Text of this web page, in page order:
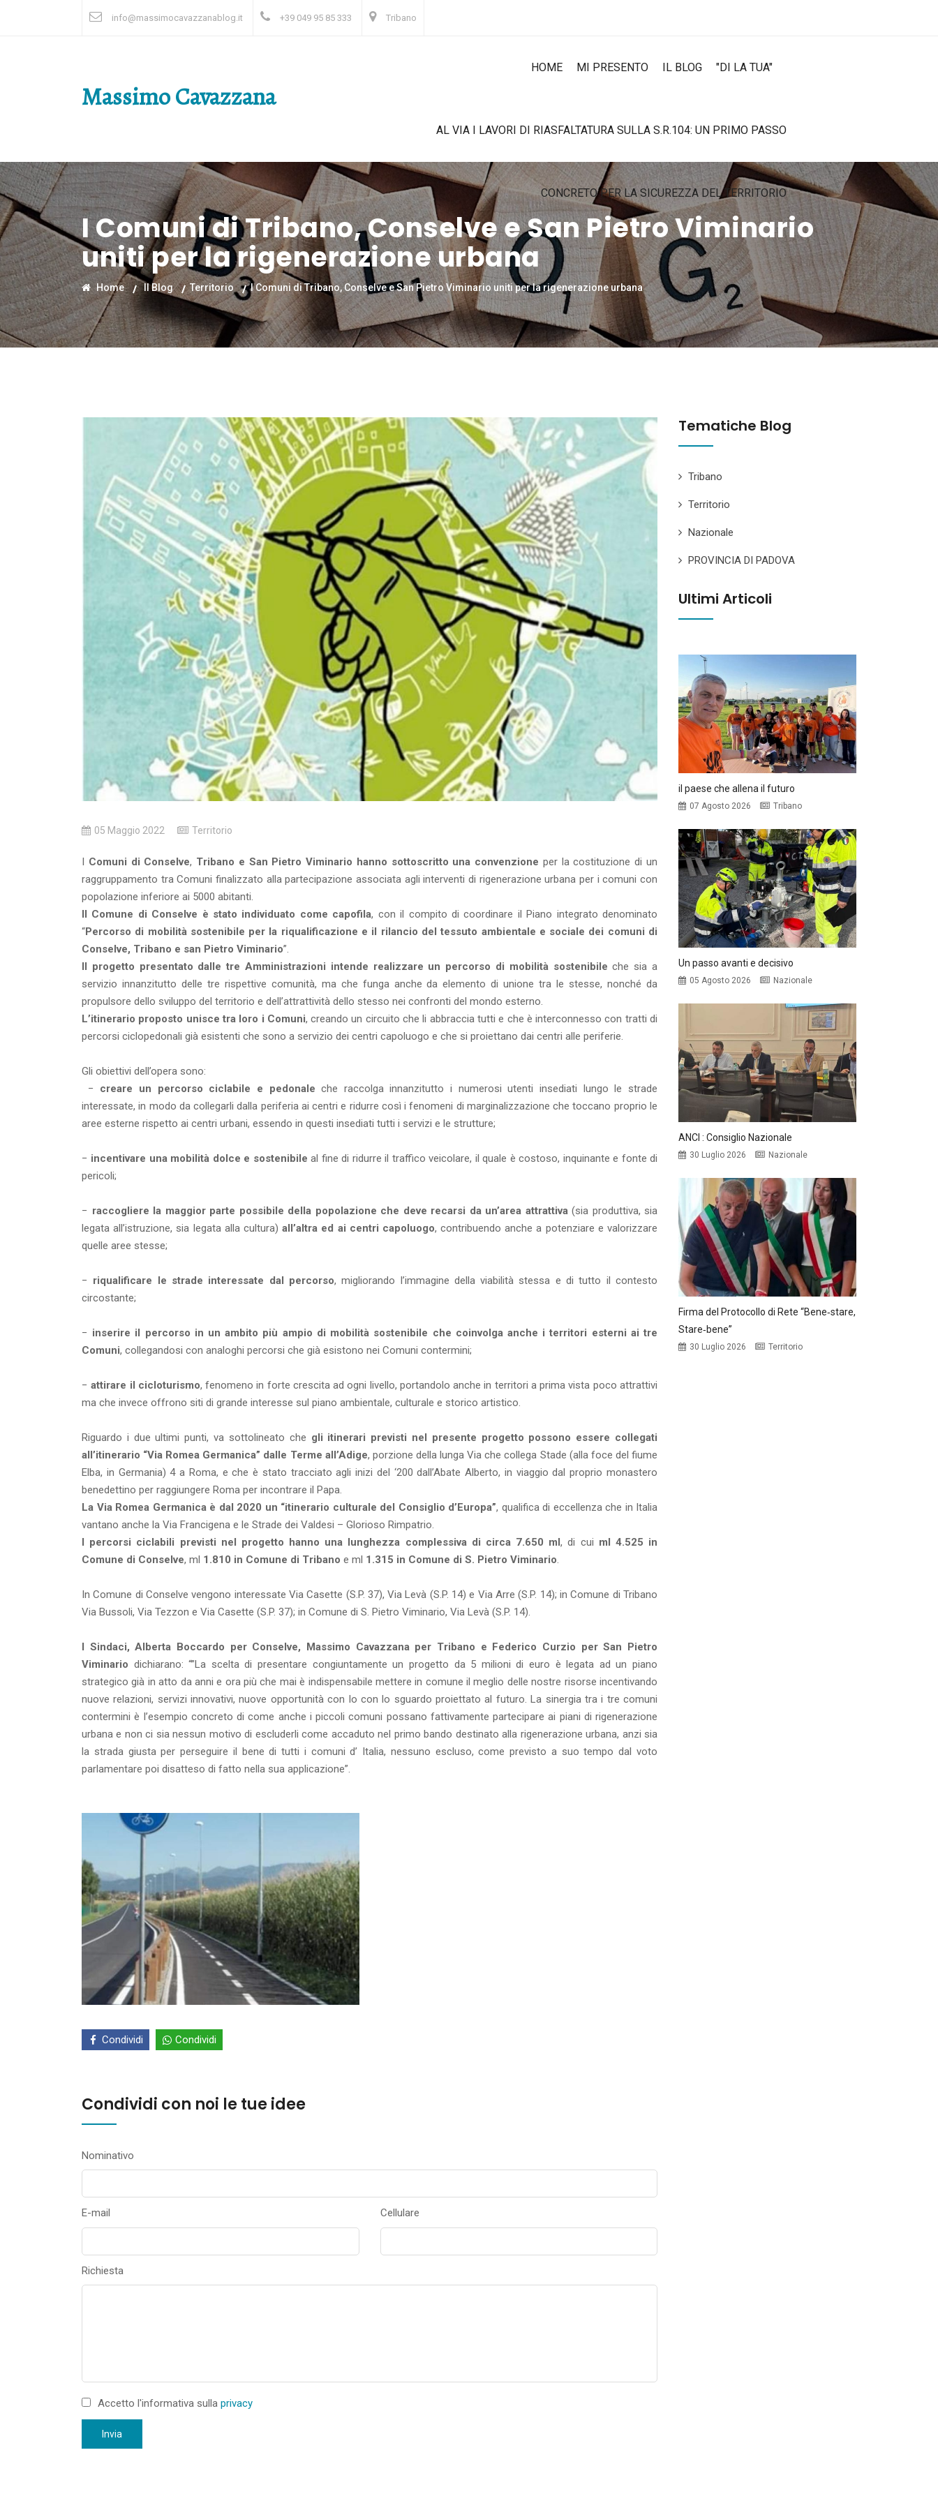
info@massimocavazzanablog.it +39 049 95 85 333 Tribano
Massimo Cavazzana
HOME MI PRESENTO IL BLOG "DI LA TUA"
AL VIA I LAVORI DI RIASFALTATURA SULLA S.R.104: UN PRIMO PASSO
CONCRETO PER LA SICUREZZA DEL TERRITORIO
I Comuni di Tribano, Conselve e San Pietro Viminario
uniti per la rigenerazione urbana
Home Il Blog Territorio I Comuni di Tribano, Conselve e San Pietro Viminario uniti per la rigenerazione urbana
05 Maggio 2022 Territorio
I Comuni di Conselve, Tribano e San Pietro Viminario hanno sottoscritto una convenzione per la costituzione di un
raggruppamento tra Comuni finalizzato alla partecipazione associata agli interventi di rigenerazione urbana per i comuni con
popolazione inferiore ai 5000 abitanti.
Il Comune di Conselve è stato individuato come capofila, con il compito di coordinare il Piano integrato denominato
“Percorso di mobilità sostenibile per la riqualificazione e il rilancio del tessuto ambientale e sociale dei comuni di
Conselve, Tribano e san Pietro Viminario”.
Il progetto presentato dalle tre Amministrazioni intende realizzare un percorso di mobilità sostenibile che sia a
servizio innanzitutto delle tre rispettive comunità, ma che funga anche da elemento di unione tra le stesse, nonché da
propulsore dello sviluppo del territorio e dell’attrattività dello stesso nei confronti del mondo esterno.
L’itinerario proposto unisce tra loro i Comuni, creando un circuito che li abbraccia tutti e che è interconnesso con tratti di
percorsi ciclopedonali già esistenti che sono a servizio dei centri capoluogo e che si proiettano dai centri alle periferie.
Gli obiettivi dell’opera sono:
− creare un percorso ciclabile e pedonale che raccolga innanzitutto i numerosi utenti insediati lungo le strade
interessate, in modo da collegarli dalla periferia ai centri e ridurre così i fenomeni di marginalizzazione che toccano proprio le
aree esterne rispetto ai centri urbani, essendo in questi insediati tutti i servizi e le strutture;
− incentivare una mobilità dolce e sostenibile al fine di ridurre il traffico veicolare, il quale è costoso, inquinante e fonte di
pericoli;
− raccogliere la maggior parte possibile della popolazione che deve recarsi da un’area attrattiva(sia produttiva, sia
legata all’istruzione, sia legata alla cultura)all’altra ed ai centri capoluogo, contribuendo anche a potenziare e valorizzare
quelle aree stesse;
− riqualificare le strade interessate dal percorso, migliorando l’immagine della viabilità stessa e di tutto il contesto
circostante;
− inserire il percorso in un ambito più ampio di mobilità sostenibile che coinvolga anche i territori esterni ai tre
Comuni, collegandosi con analoghi percorsi che già esistono nei Comuni contermini;
−attirare il cicloturismo, fenomeno in forte crescita ad ogni livello, portandolo anche in territori a prima vista poco attrattivi
ma che invece offrono siti di grande interesse sul piano ambientale, culturale e storico artistico.
Riguardo i due ultimi punti, va sottolineato che gli itinerari previsti nel presente progetto possono essere collegati
all’itinerario “Via Romea Germanica” dalle Terme all’Adige, porzione della lunga Via che collega Stade (alla foce del fiume
Elba, in Germania) 4 a Roma, e che è stato tracciato agli inizi del ‘200 dall’Abate Alberto, in viaggio dal proprio monastero
benedettino per raggiungere Roma per incontrare il Papa.
La Via Romea Germanica è dal 2020 un “itinerario culturale del Consiglio d’Europa”, qualifica di eccellenza che in Italia
vantano anche la Via Francigena e le Strade dei Valdesi – Glorioso Rimpatrio.
I percorsi ciclabili previsti nel progetto hanno una lunghezza complessiva di circa 7.650 ml, di cui ml 4.525 in
Comune di Conselve, ml 1.810 in Comune di Tribano e ml 1.315 in Comune di S. Pietro Viminario.
In Comune di Conselve vengono interessate Via Casette (S.P. 37), Via Levà (S.P. 14) e Via Arre (S.P. 14); in Comune di Tribano
Via Bussoli, Via Tezzon e Via Casette (S.P. 37); in Comune di S. Pietro Viminario, Via Levà (S.P. 14).
I Sindaci, Alberta Boccardo per Conselve, Massimo Cavazzana per Tribano e Federico Curzio per San Pietro
Viminario dichiarano: “”La scelta di presentare congiuntamente un progetto da 5 milioni di euro è legata ad un piano
strategico già in atto da anni e ora più che mai è indispensabile mettere in comune il meglio delle nostre risorse incentivando
nuove relazioni, servizi innovativi, nuove opportunità con lo con lo sguardo proiettato al futuro. La sinergia tra i tre comuni
contermini è l’esempio concreto di come anche i piccoli comuni possano fattivamente partecipare ai piani di rigenerazione
urbana e non ci sia nessun motivo di escluderli come accaduto nel primo bando destinato alla rigenerazione urbana, anzi sia
la strada giusta per perseguire il bene di tutti i comuni d’ Italia, nessuno escluso, come previsto a suo tempo dal voto
parlamentare poi disatteso di fatto nella sua applicazione”.
Condividi Condividi
Condividi con noi le tue idee
Nominativo
E-mail Cellulare
Richiesta
Accetto l'informativa sulla privacy
Invia
Tematiche Blog
Tribano
Territorio
Nazionale
PROVINCIA DI PADOVA
Ultimi Articoli
il paese che allena il futuro
07 Agosto 2026 Tribano
Un passo avanti e decisivo
05 Agosto 2026 Nazionale
ANCI : Consiglio Nazionale
30 Luglio 2026 Nazionale
Firma del Protocollo di Rete “Bene‑stare,
Stare‑bene”
30 Luglio 2026 Territorio